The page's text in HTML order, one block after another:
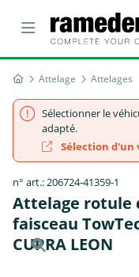
Attelage Attelages
Sélectionner le
adapté.
Sélection d'un
n° art.: 206724-41359-1
Attelage rotule
faisceau
CUPRA LEON